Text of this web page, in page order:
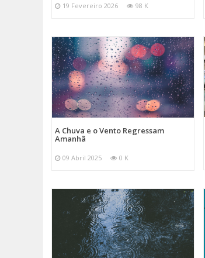
19 Fevereiro 2026 98 K
A Chuva e o Vento Regressam
Amanhã
09 Abril 2025 0 K